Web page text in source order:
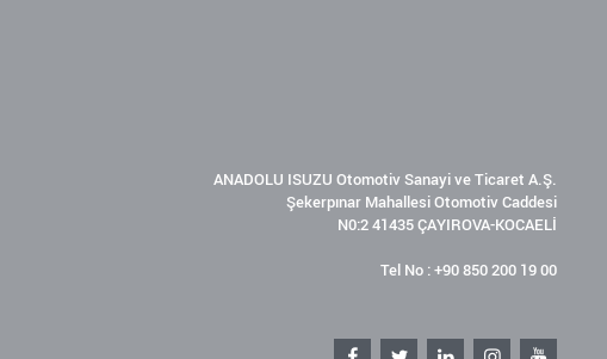
ANADOLU ISUZU Otomotiv Sanayi ve Ticaret A.Ş.
Şekerpınar Mahallesi Otomotiv Caddesi
N0:2 41435 ÇAYIROVA-KOCAELİ
Tel No : +90 850 200 19 00